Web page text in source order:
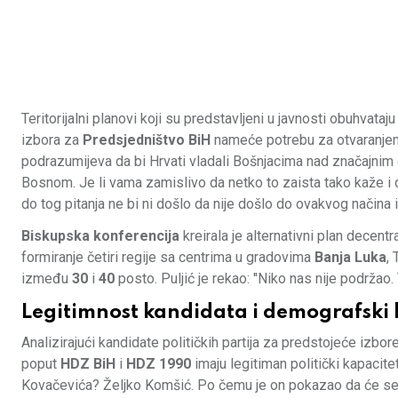
Teritorijalni planovi koji su predstavljeni u javnosti
izbora za Predsjedništvo BiH nameće potrebu za
podrazumijeva da bi Hrvati vladali Bošnjacima nad
Bosnom. Je li vama zamislivo da netko to zaista tako kaže
do tog pitanja ne bi ni došlo da nije došlo do ovakvog
Biskupska konferencija kreirala je alternativni plan
formiranje četiri regije sa centrima u gradovima Banja Luka,
između 30 i 40 posto. Puljić je rekao: "Niko nas nije
Legitimnost kandidata i demografski
Analizirajući kandidate političkih partija za predstojeće
poput HDZ BiH i HDZ 1990 imaju legitiman politički
Kovačevića? Željko Komšić. Po čemu je on pokazao da će